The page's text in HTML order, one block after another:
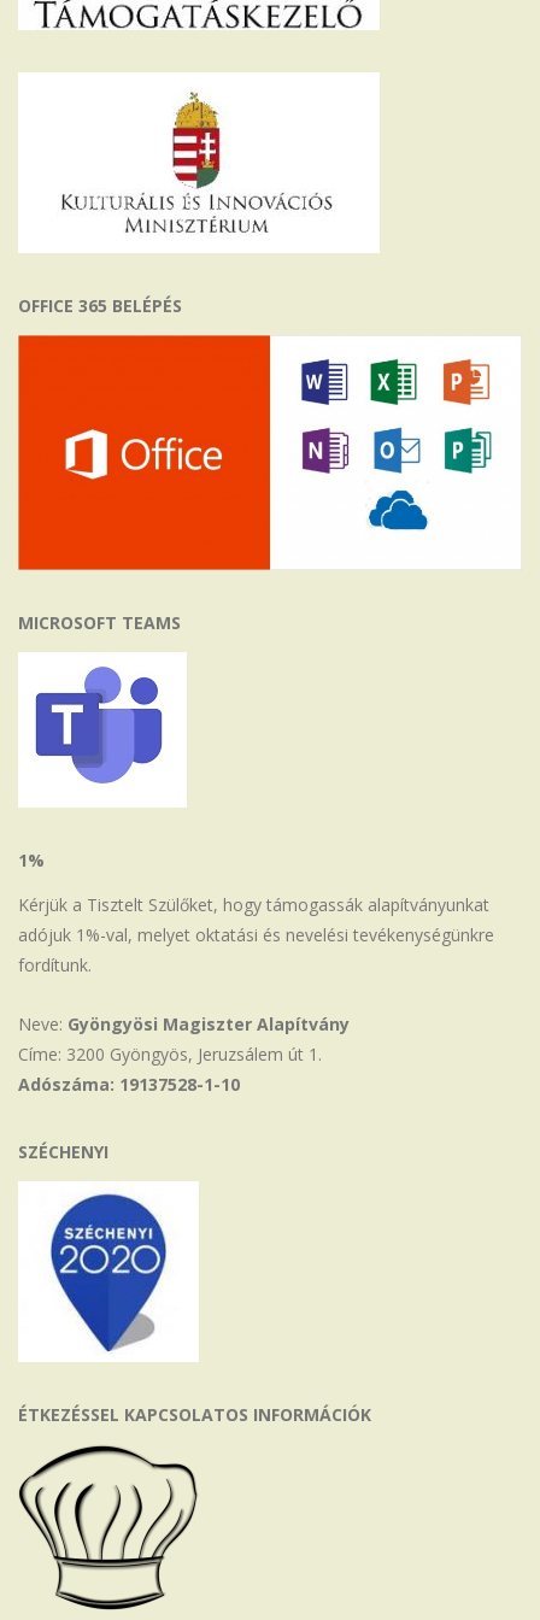
OFFICE 365 BELÉPÉS
MICROSOFT TEAMS
1%
Kérjük a Tisztelt Szülőket, hogy támogassák alapítványunkat
adójuk 1%-val, melyet oktatási és nevelési tevékenységünkre
fordítunk.
Neve: Gyöngyösi Magiszter Alapítvány
Címe: 3200 Gyöngyös, Jeruzsálem út 1.
Adószáma: 19137528-1-10
SZÉCHENYI
ÉTKEZÉSSEL KAPCSOLATOS INFORMÁCIÓK